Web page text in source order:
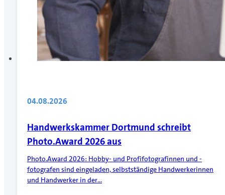
04.08.2026
Handwerkskammer Dortmund schreibt
Photo.Award 2026 aus
Photo.Award 2026: Hobby- und Profifotografinnen und -
fotografen sind eingeladen, selbstständige Handwerkerinnen
und Handwerker in der…